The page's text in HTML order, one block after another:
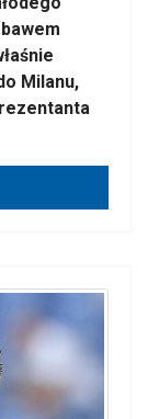
Milanu,